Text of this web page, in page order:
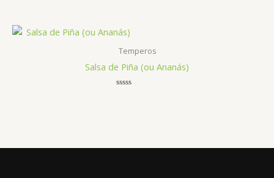
Temperos
Salsa de Piña (ou Ananás)